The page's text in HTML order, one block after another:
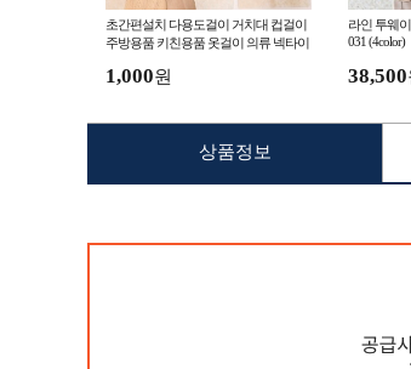
초간편설치 다용도걸이 거치대 컵걸이
주방용품 키친용품 옷걸이 의류 넥타이
1,000원
라인 투웨
031 (4color)
38,500
상품정보